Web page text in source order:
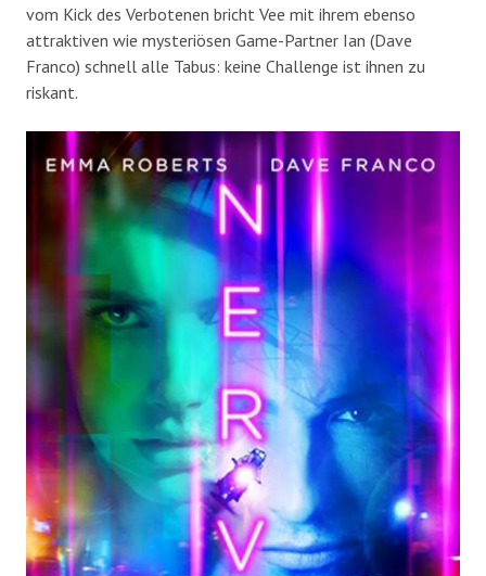
vom Kick des Verbotenen bricht Vee mit ihrem ebenso
attraktiven wie mysteriösen Game-Partner Ian (Dave
Franco) schnell alle Tabus: keine Challenge ist ihnen zu
riskant.